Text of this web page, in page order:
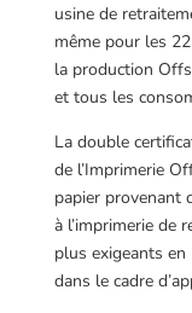
usine de
même pour les
la production
et tous les
La double
de l’Imprimerie
papier provenant
à l’imprimerie de
plus exigeants
dans le cadre